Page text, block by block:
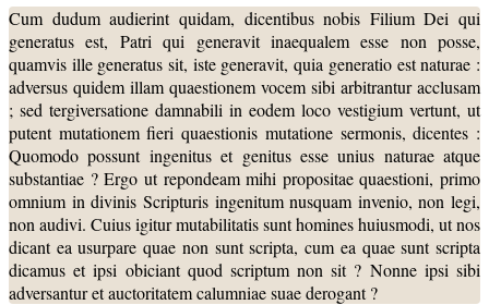
Cum dudum audierint quidam, dicentibus nobis Filium Dei qui
generatus est, Patri qui generavit inaequalem esse non posse,
quamvis ille generatus sit, iste generavit, quia generatio est naturae :
adversus quidem illam quaestionem vocem sibi arbitrantur acclusam
; sed tergiversatione damnabili in eodem loco vestigium vertunt, ut
putent mutationem fieri quaestionis mutatione sermonis, dicentes :
Quomodo possunt ingenitus et genitus esse unius naturae atque
substantiae ? Ergo ut repondeam mihi propositae quaestioni, primo
omnium in divinis Scripturis ingenitum nusquam invenio, non legi,
non audivi. Cuius igitur mutabilitatis sunt homines huiusmodi, ut nos
dicant ea usurpare quae non sunt scripta, cum ea quae sunt scripta
dicamus et ipsi obiciant quod scriptum non sit ? Nonne ipsi sibi
adversantur et auctoritatem calumniae suae derogant ?